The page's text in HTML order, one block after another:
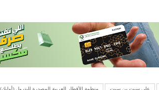
علي سبت بن سبت منظمة الأقطار العربية المصدرة للبترول (أوابك)